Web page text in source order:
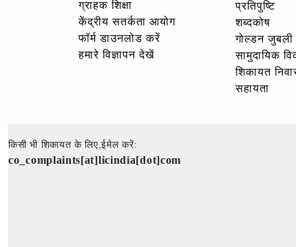
ग्राहक शिक्षा
केंद्रीय सतर्कता आयोग
फॉर्म डाउनलोड करें
हमारे विज्ञापन देखें
प्रतिपुष्टि
शब्दकोष
गोल्‍डन
सामुदायिक
शिकायत
सहायता
किसी भी शिकायत के लिए,ईमेल करें:
co_complaints[at]licindia[dot]com